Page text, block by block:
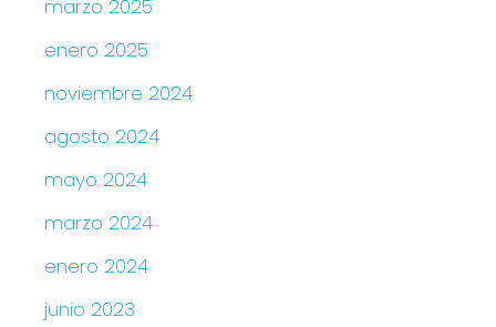
marzo 2025
enero 2025
noviembre 2024
agosto 2024
mayo 2024
marzo 2024
enero 2024
junio 2023